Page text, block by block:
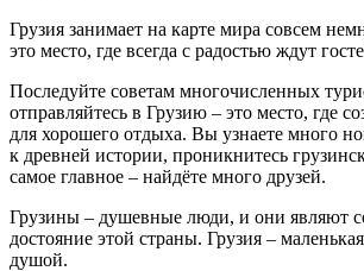
Грузия занимает на карте мира совсем
это место, где всегда с радостью ждут
Последуйте советам многочисленных
отправляйтесь в Грузию – это место, где
для хорошего отдыха. Вы узнаете много
к древней истории, проникнитесь
самое главное – найдёте много друзей.
Грузины – душевные люди, и они являют
достояние этой страны. Грузия –
душой.